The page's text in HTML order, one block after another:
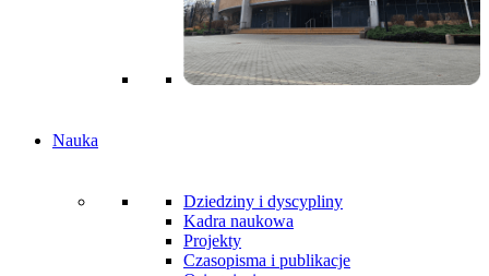
Nauka
Dziedziny i dyscypliny
Kadra naukowa
Projekty
Czasopisma i publikacje